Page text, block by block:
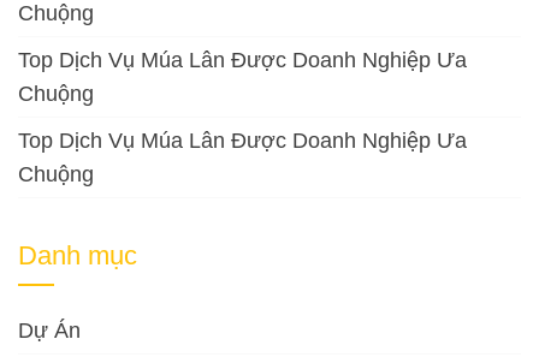
Chuộng
Top Dịch Vụ Múa Lân Được Doanh Nghiệp Ưa
Chuộng
Top Dịch Vụ Múa Lân Được Doanh Nghiệp Ưa
Chuộng
Danh mục
Dự Án